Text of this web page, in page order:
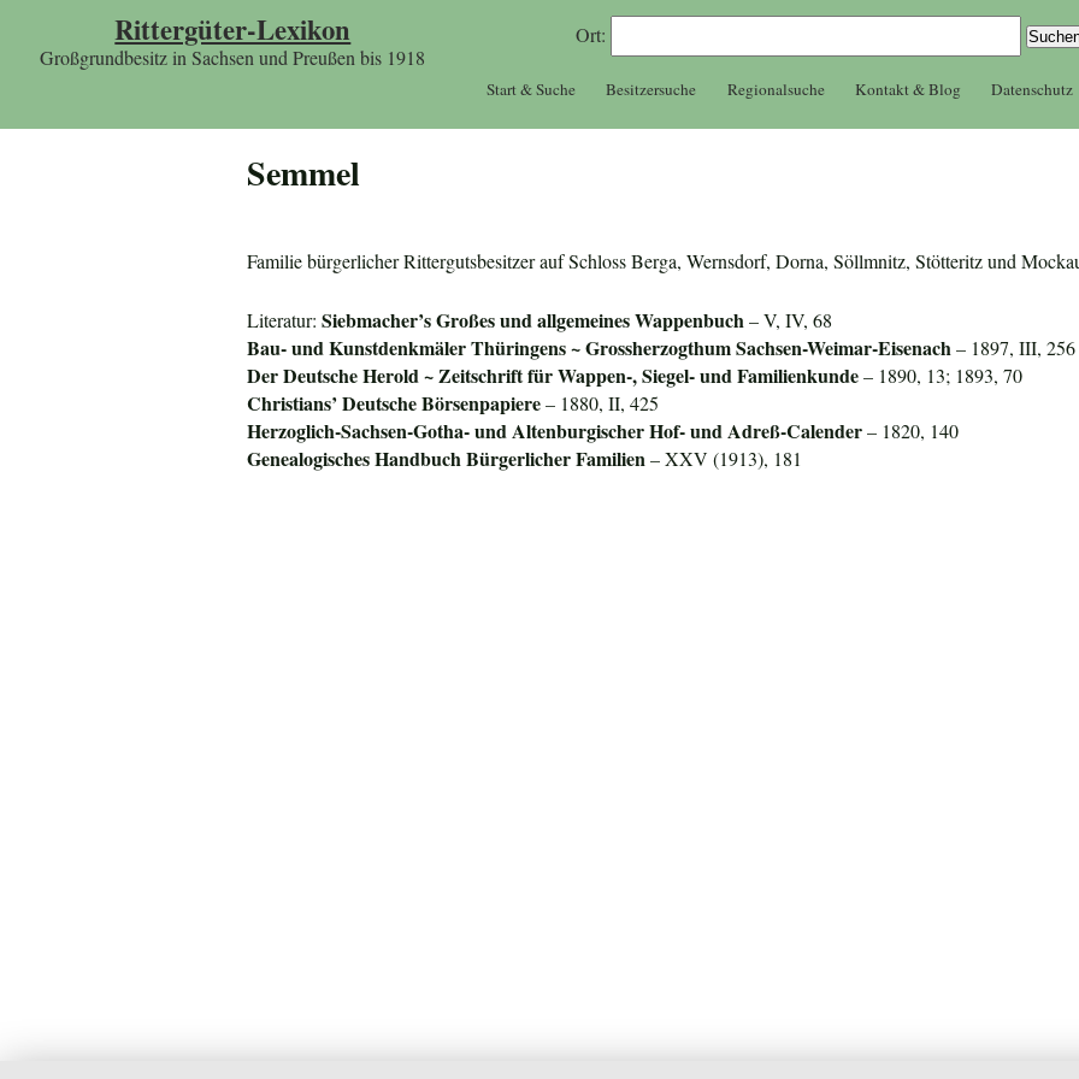
Rittergüter-Lexikon
Großgrundbesitz in Sachsen und Preußen bis 1918
Ort:
Start & Suche Besitzersuche Regionalsuche Kontakt & Blog Datenschutz
Semmel
Familie bürgerlicher Rittergutsbesitzer auf Schloss Berga, Wernsdorf, Dorna, Söllmnitz, Stötteritz und
Literatur:Siebmacher’s Großes und allgemeines Wappenbuch– V, IV, 68
Bau- und Kunstdenkmäler Thüringens ~ Grossherzogthum Sachsen-Weimar-Eisenach– 1897, III, 256
Der Deutsche Herold ~ Zeitschrift für Wappen-, Siegel- und Familienkunde– 1890, 13; 1893, 70
Christians’ Deutsche Börsenpapiere– 1880, II, 425
Herzoglich-Sachsen-Gotha- und Altenburgischer Hof- und Adreß-Calender– 1820, 140
Genealogisches Handbuch Bürgerlicher Familien– XXV (1913), 181